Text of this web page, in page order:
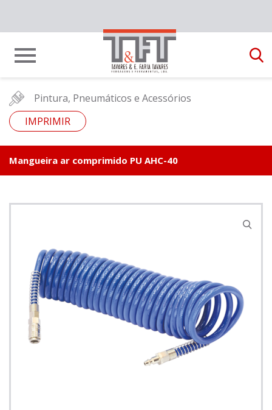
Pintura, Pneumáticos e Acessórios
IMPRIMIR
Mangueira ar comprimido PU AHC-40